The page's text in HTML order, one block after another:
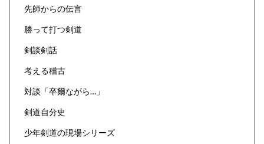
先師からの伝言
勝って打つ剣道
剣談剣話
考える稽古
対談「卒爾ながら…」
剣道自分史
少年剣道の現場シリーズ